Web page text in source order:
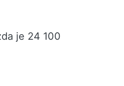
je 24 100